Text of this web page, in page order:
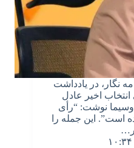
نگار، در یادداشت
انتخاب اخیر عادل
نوشت: “رأی
این جمله را